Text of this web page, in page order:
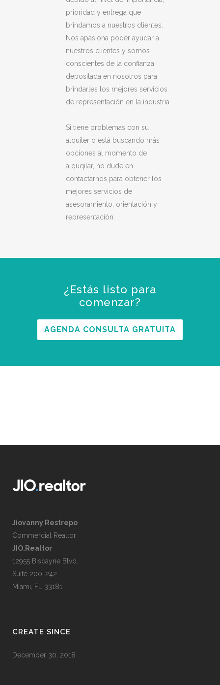
prioridad y entrega que
brindamos a nuestros clientes.
Nos apasiona poder ayudar a
nuestros clientes y somos
conscientes de la confianza
depositada en nosotros para
brindarles los mejores servicios
de representación en la industria.
Si tiene problemas con su
alquiler o está buscando más
opciones al momento de
alquqilar, no dude en
contactarnos para obtener los
mejores servicios de
asesoramiento, orientación y
representación.
¿Estás listo para
comenzar?
AGENDA CONSULTA GRATUITA
Jiovanny Restrepo
Commercial Realtor
JIO.Realtor
12955 Biscayne Blvd.
Suite 200-242
Miami, FL 33181
CREATE SINCE
December 30, 2018